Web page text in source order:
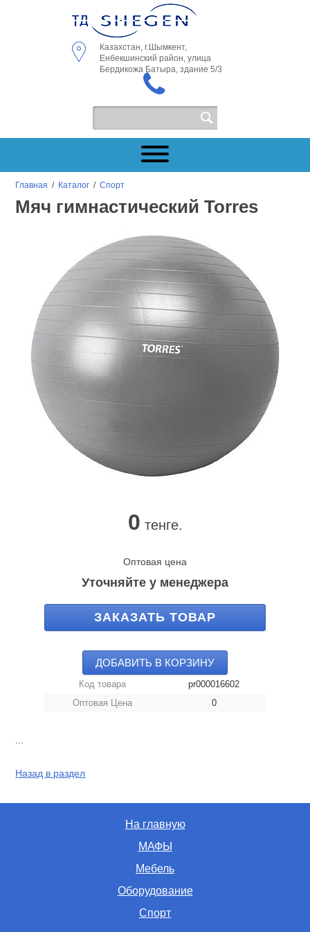
Казахстан, г.Шымкент,
Енбекшинский район, улица
Бердикожа Батыра, здание 5/3
Главная / Каталог /Спорт
Мяч гимнастический Torres
0 тенге.
Оптовая цена
Уточняйте у менеджера
ЗАКАЗАТЬ ТОВАР
ДОБАВИТЬ В КОРЗИНУ
Код товара
pr000016602
Оптовая Цена
0
Назад в раздел
На главную
МАФЫ
Мебель
Оборудование
Спорт